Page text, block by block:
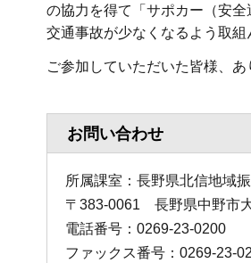
の協力を得て「サポカー（安
交通事故が少なくなるよう取組
ご参加していただいた皆様、あ
お問い合わせ
所属課室：長野県北信地域
〒383-0061 長野県中野市
電話番号：0269-23-0200
ファックス番号：0269-23-